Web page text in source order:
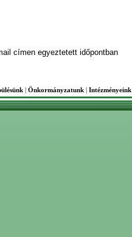
címen egyeztetett időpontban
| Önkormányzatunk | Intézményeink